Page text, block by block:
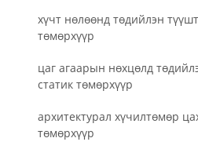
хүчт нөлөөнд төдийлэн
төмөрхүүр
цаг агаарын нөхцөлд
статик төмөрхүүр
архитектурал хүчилтөмөр
төмөрхүүр